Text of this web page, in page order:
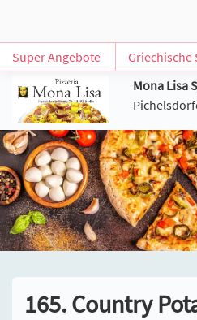
Super Angebote Griechische
Mona Lisa
165. Country